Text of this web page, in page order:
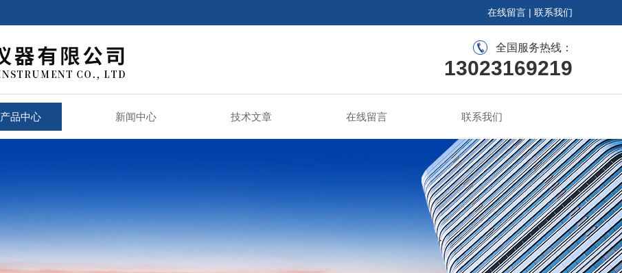
在线留言 | 联系我们
全国服务热线：
13023169219
产品中心 新闻中心 技术文章 在线留言 联系我们